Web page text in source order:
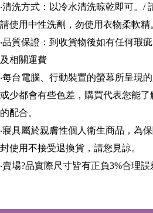
‧清洗方式：以冷水清洗晾乾即可。/
請使用中性洗劑，勿使用衣物柔軟精
‧品質保證：到收貨物後如有任何瑕
及相關運費
‧每台電腦、行動裝置的螢幕所呈現
或少都會有些色差，購買代表您能
的配合。
‧寢具屬於親膚性個人衛生商品，為
封使用不接受退換貨，請您見諒。
‧賣場?品實際尺寸皆有正負3%合理